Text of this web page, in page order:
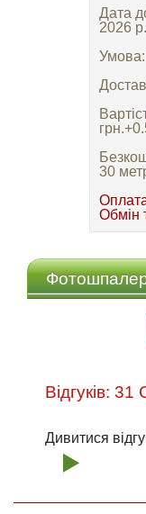
Дата
2026 р.
30
Обмін
Дивитися